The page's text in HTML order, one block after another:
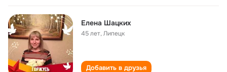
Елена Шацких
45 лет,Липецк
Добавить в друзья